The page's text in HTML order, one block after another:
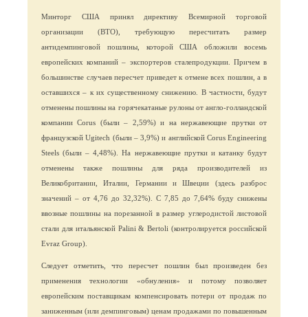
Минторг США принял директиву Всемирной торговой
организации (ВТО), требующую пересчитать размер
антидемпинговой пошлины, которой США обложили восемь
европейских компаний – экспортеров сталепродукции. Причем в
большинстве случаев пересчет приведет к отмене всех пошлин, а в
оставшихся – к их существенному снижению. В частности, будут
отменены пошлины на горячекатаные рулоны от англо-голландской
компании Corus (были – 2,59%) и на нержавеющие прутки от
французской Ugitech (были – 3,9%) и английской Corus Engineering
Steels (были – 4,48%). На нержавеющие прутки и катанку будут
отменены также пошлины для ряда производителей из
Великобритании, Италии, Германии и Швеции (здесь разброс
значений – от 4,76 до 32,32%). С 7,85 до 7,64% буду снижены
ввозные пошлины на порезанной в размер углеродистой листовой
стали для итальянской Palini & Bertoli (контролируется российской
Evraz Group).
Следует отметить, что пересчет пошлин был произведен без
применения технологии «обнуления» и потому позволяет
европейским поставщикам компенсировать потери от продаж по
заниженным (или демпинговым) ценам продажами по повышенным